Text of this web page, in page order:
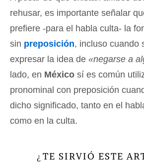
rehusar, es importante señalar
prefiere -para el habla culta- la
sin preposición, incluso cuando
expresar la idea de «negarse a
lado, en México sí es común
pronominal con preposición
dicho significado, tanto en el
como en la culta.
¿ TE SIRVIÓ ESTE